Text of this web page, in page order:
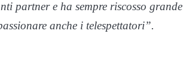
partner e ha sempre riscosso grande
anche i telespettatori”.